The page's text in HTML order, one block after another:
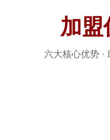
加盟
六大核心优势 ·